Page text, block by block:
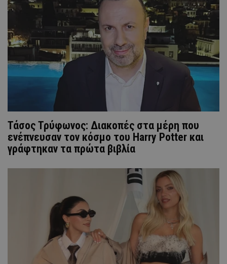
Τάσος Τρύφωνος: Διακοπές στα μέρη που
ενέπνευσαν τον κόσμο του Harry Potter και
γράφτηκαν τα πρώτα βιβλία